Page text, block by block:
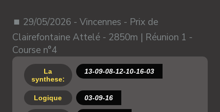
⏹ 29/05/2026 - Vincennes - Prix de
Clairefontaine Attelé - 2850m | Réunion 1 -
Course n°4
La
synthese:
13-09-08-12-10-16-03
Logique 03-09-16